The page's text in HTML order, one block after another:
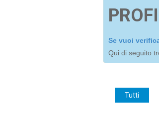
Se vuoi
Qui di seguito
Tutti